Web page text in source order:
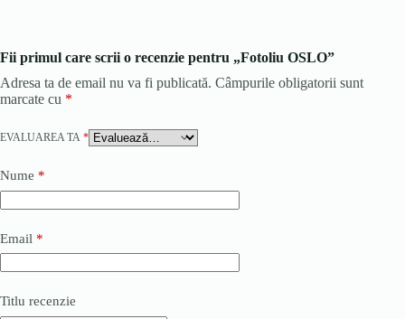
Fii primul care scrii o recenzie pentru „Fotoliu OSLO”
Adresa ta de email nu va fi publicată. Câmpurile obligatorii sunt
marcate cu *
EVALUAREA TA *
Nume *
Email *
Titlu recenzie